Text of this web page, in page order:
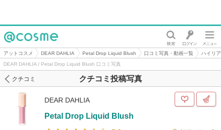
@cosme
アットコスメ DEAR DAHLIA Petal Drop Liquid Blush 口コミ写真・動画一覧
ハイリ
DEAR DAHLIA / Petal Drop Liquid Blush 口コミ写真
クチコミ投稿写真
クチコミ
DEAR DAHLIA
Petal Drop Liquid Blush